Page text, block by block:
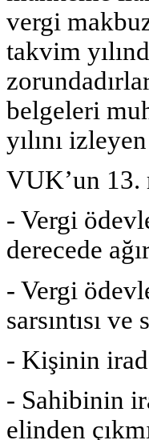
vergi
takvim
belgeleri
yılını
VUK’un 13.
- Vergi
derecede
- Vergi
sarsıntısı
- Kişinin
- Sahibinin
elinden